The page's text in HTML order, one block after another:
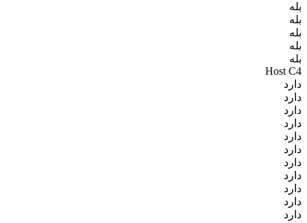
بله
بله
بله
بله
بله
Host C4
دارد
دارد
دارد
دارد
دارد
دارد
دارد
دارد
دارد
دارد
دارد